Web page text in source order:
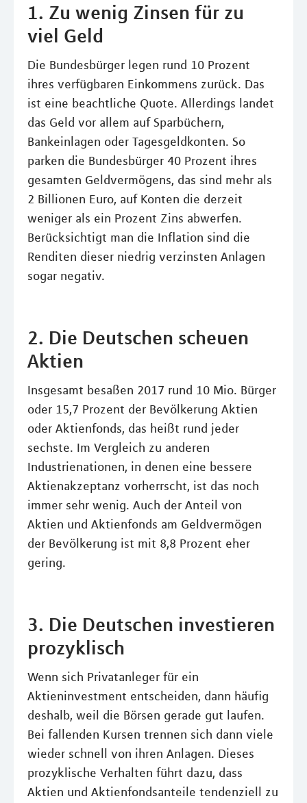
1. Zu wenig Zinsen für zu
viel Geld
Die Bundesbürger legen rund 10 Prozent
ihres verfügbaren Einkommens zurück. Das
ist eine beachtliche Quote. Allerdings landet
das Geld vor allem auf Sparbüchern,
Bankeinlagen oder Tagesgeldkonten. So
parken die Bundesbürger 40 Prozent ihres
gesamten Geldvermögens, das sind mehr als
2 Billionen Euro, auf Konten die derzeit
weniger als ein Prozent Zins abwerfen.
Berücksichtigt man die Inflation sind die
Renditen dieser niedrig verzinsten Anlagen
sogar negativ.
2. Die Deutschen scheuen
Aktien
Insgesamt besaßen 2017 rund 10 Mio. Bürger
oder 15,7 Prozent der Bevölkerung Aktien
oder Aktienfonds, das heißt rund jeder
sechste. Im Vergleich zu anderen
Industrienationen, in denen eine bessere
Aktienakzeptanz vorherrscht, ist das noch
immer sehr wenig. Auch der Anteil von
Aktien und Aktienfonds am Geldvermögen
der Bevölkerung ist mit 8,8 Prozent eher
gering.
3. Die Deutschen investieren
prozyklisch
Wenn sich Privatanleger für ein
Aktieninvestment entscheiden, dann häufig
deshalb, weil die Börsen gerade gut laufen.
Bei fallenden Kursen trennen sich dann viele
wieder schnell von ihren Anlagen. Dieses
prozyklische Verhalten führt dazu, dass
Aktien und Aktienfondsanteile tendenziell zu